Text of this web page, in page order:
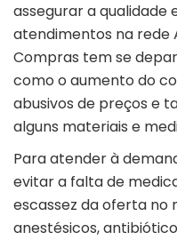
assegurar a qualidade
atendimentos na rede
Compras tem se
como o aumento do
abusivos de preços e
alguns materiais e
Para atender à
evitar a falta de
escassez da oferta no
anestésicos,